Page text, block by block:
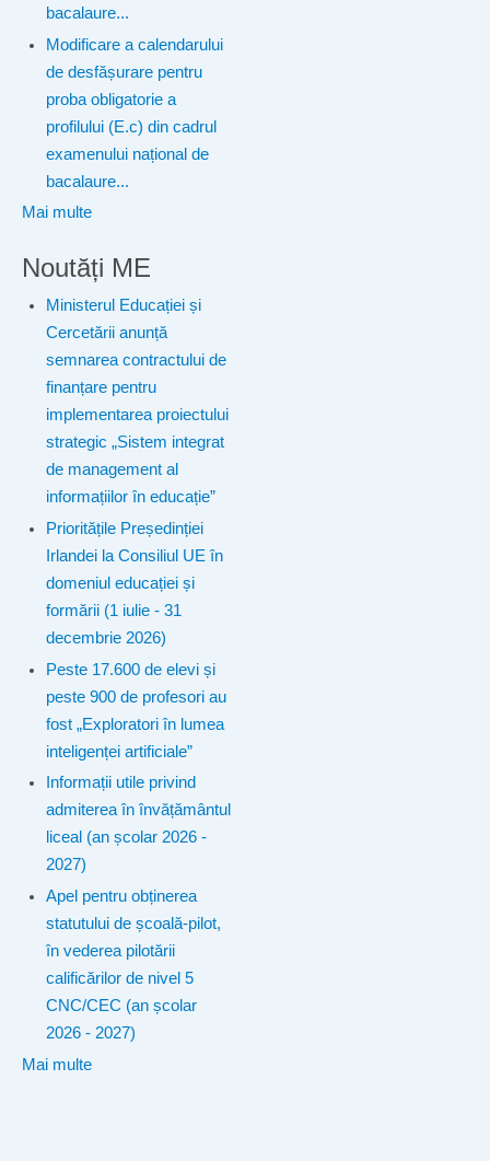
bacalaure...
Modificare a calendarului
de desfășurare pentru
proba obligatorie a
profilului (E.c) din cadrul
examenului național de
bacalaure...
Mai multe
Noutăți ME
Ministerul Educației și
Cercetării anunță
semnarea contractului de
finanțare pentru
implementarea proiectului
strategic „Sistem integrat
de management al
informațiilor în educație”
Prioritățile Președinției
Irlandei la Consiliul UE în
domeniul educației și
formării (1 iulie - 31
decembrie 2026)
Peste 17.600 de elevi și
peste 900 de profesori au
fost „Exploratori în lumea
inteligenței artificiale”
Informații utile privind
admiterea în învățământul
liceal (an școlar 2026 -
2027)
Apel pentru obținerea
statutului de școală-pilot,
în vederea pilotării
calificărilor de nivel 5
CNC/CEC (an școlar
2026 - 2027)
Mai multe